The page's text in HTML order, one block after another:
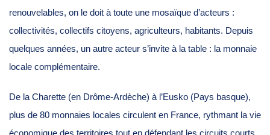
renouvelables, on le doit à toute une mosaïque d’acteurs :
collectivités, collectifs citoyens, agriculteurs, habitants. Depuis
quelques années, un autre acteur s’invite à la table : la monnaie
locale complémentaire.
De la Charette (en Drôme-Ardèche) à l’Eusko (Pays basque),
plus de 80 monnaies locales circulent en France, rythmant la vie
économique des territoires tout en défendant les circuits courts.